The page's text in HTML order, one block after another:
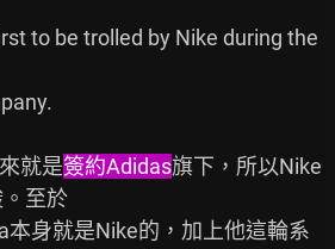
to be trolled by Nike during the
就是簽約Adidas旗下，所以Nike
至於
本身就是Nike的，加上他這輪系